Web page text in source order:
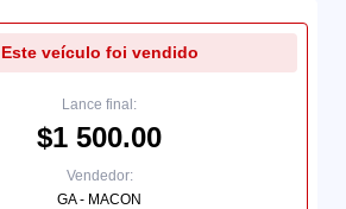
Este veículo foi vendido
Lance final:
$1 500.00
Vendedor:
GA - MACON